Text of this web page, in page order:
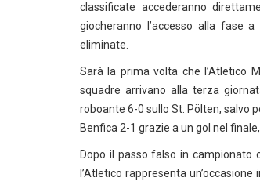
classificate accederanno
giocheranno l’accesso alla fase
eliminate.
Sarà la prima volta che l’Atletico
squadre arrivano alla terza
roboante 6-0 sullo St. Pölten, salvo
Benfica 2-1 grazie a un gol nel
Dopo il passo falso in campionato
l’Atletico rappresenta